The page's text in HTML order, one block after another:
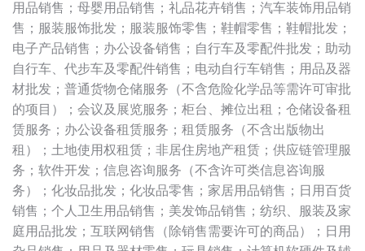
用品销售；母婴用品销售；礼品花卉销售；汽车装饰用品销
售；服装服饰批发；服装服饰零售；鞋帽零售；鞋帽批发；
电子产品销售；办公设备销售；自行车及零配件批发；助动
自行车、代步车及零配件销售；电动自行车销售；用品及器
材批发；普通货物仓储服务（不含危险化学品等需许可审批
的项目）；会议及展览服务；柜台、摊位出租；仓储设备租
赁服务；办公设备租赁服务；租赁服务（不含出版物出
租）；土地使用权租赁；非居住房地产租赁；供应链管理服
务；软件开发；信息咨询服务（不含许可类信息咨询服
务）；化妆品批发；化妆品零售；家居用品销售；日用百货
销售；个人卫生用品销售；美发饰品销售；纺织、服装及家
庭用品批发；互联网销售（除销售需要许可的商品）；日用